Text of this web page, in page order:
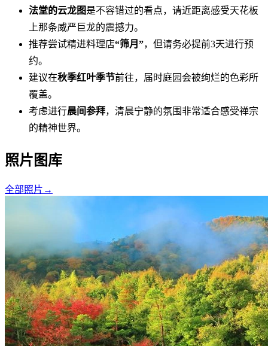
法堂的云龙图是不容错过的看点，请近距离感受天花板
上那条威严巨龙的震撼力。
推荐尝试精进料理店“筛月”，但请务必提前3天进行预
约。
建议在秋季红叶季节前往，届时庭园会被绚烂的色彩所
覆盖。
考虑进行晨间参拜，清晨宁静的氛围非常适合感受禅宗
的精神世界。
照片图库
全部照片 →